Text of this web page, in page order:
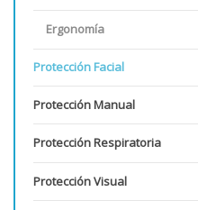
Ergonomía
Protección Facial
Protección Manual
Protección Respiratoria
Protección Visual